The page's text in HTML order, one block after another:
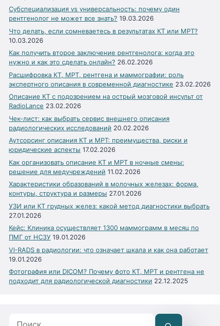
Субспециализация vs универсальность: почему один
рентгенолог не может все знать? 19.03.2026
Что делать, если сомневаетесь в результатах КТ или МРТ?
10.03.2026
Как получить второе заключение рентгенолога: когда это
нужно и как это сделать онлайн? 26.02.2026
Расшифровка КТ, МРТ, рентгена и маммографии: роль
экспертного описания в современной диагностике 23.02.2026
Описание КТ с подозрением на острый мозговой инсульт от
RadioLance 23.02.2026
Чек-лист: как выбрать сервис внешнего описания
радиологических исследований 20.02.2026
Аутсорсинг описания КТ и МРТ: преимущества, риски и
юридические аспекты 17.02.2026
Как организовать описание КТ и МРТ в ночные смены:
решение для медучреждений 11.02.2026
Характеристики образований в молочных железах: форма,
контуры, структура и размеры 27.01.2026
УЗИ или КТ грудных желез: какой метод диагностики выбрать
27.01.2026
Кейс: Клиника осуществляет 1300 маммограмм в месяц по
ПМГ от НСЗУ 19.01.2026
VI-RADS в радиологии: что означает шкала и как она работает
19.01.2026
Фотография или DICOM? Почему фото КТ, МРТ и рентгена не
подходит для радиологической диагностики 22.12.2025